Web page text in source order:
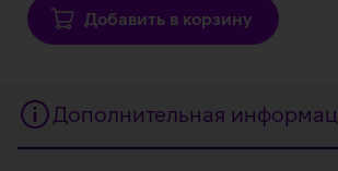
Добавить в корзину
Дополнительная